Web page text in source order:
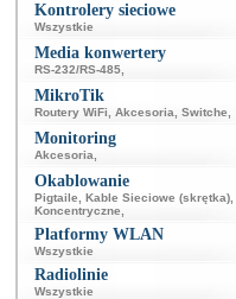
Kontrolery sieciowe
Wszystkie
Media konwertery
RS-232/RS-485
MikroTik
Routery WiFi Akcesoria Switche
Monitoring
Akcesoria
Okablowanie
Pigtaile Kable Sieciowe (skrętka)
Koncentryczne
Platformy WLAN
Wszystkie
Radiolinie
Wszystkie